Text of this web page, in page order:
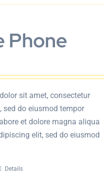
Phone
sit amet, consectetur
sed do eiusmod tempor
et dolore magna aliqua
elit, sed do eiusmod
Details